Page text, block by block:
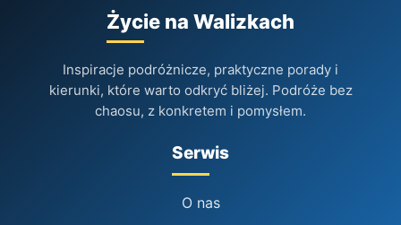
Życie na Walizkach
Inspiracje podróżnicze, praktyczne porady i
kierunki, które warto odkryć bliżej. Podróże bez
chaosu, z konkretem i pomysłem.
Serwis
O nas